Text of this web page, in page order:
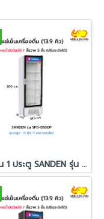
ตู้แช่เย็น 1 ประตู SANDEN รุ่น SPD-0500P